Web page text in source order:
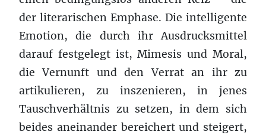
der literarischen Emphase. Die intelligente
Emotion, die durch ihr Ausdrucksmittel
darauf festgelegt ist, Mimesis und Moral,
die Vernunft und den Verrat an ihr zu
artikulieren, zu inszenieren, in jenes
Tauschverhältnis zu setzen, in dem sich
beides aneinander bereichert und steigert,